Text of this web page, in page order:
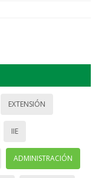
EXTENSIÓN
IIE
ADMINISTRACIÓN